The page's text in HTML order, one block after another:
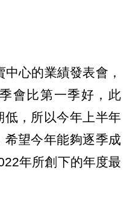
心的業績發表會，
會比第一季好，此
，所以今年上半年
望今年能夠逐季成
年所創下的年度最